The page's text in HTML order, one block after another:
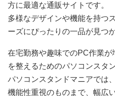
方に最適な通販サイトです。
多様なデザインや機能を持つ
ーズにぴったりの一品が見つ
在宅勤務や趣味でのPC作業
を整えるためのパソコンスタ
パソコンスタンドマニアでは
機能性重視のものまで、幅広